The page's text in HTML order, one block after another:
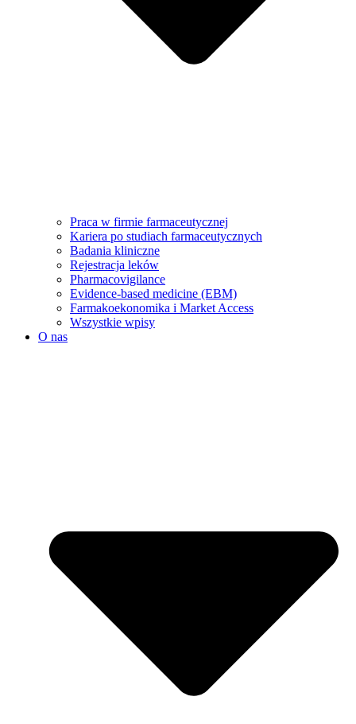
Praca w firmie farmaceutycznej
Kariera po studiach farmaceutycznych
Badania kliniczne
Rejestracja leków
Pharmacovigilance
Evidence-based medicine (EBM)
Farmakoekonomika i Market Access
Wszystkie wpisy
O nas